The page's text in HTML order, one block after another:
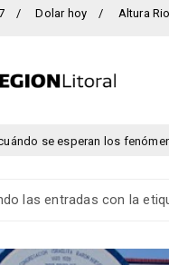
Dolar hoy Altura
esperan los fenómenos más
las entradas con la